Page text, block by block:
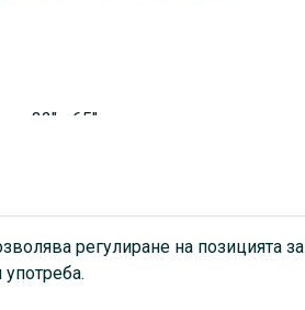
32" - 65"
+15°регулиране на позицията за